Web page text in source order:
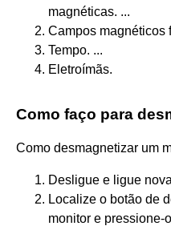
magnéticas. ...
Campos magnéticos
Tempo. ...
Eletroímãs.
Como faço para
Como desmagnetizar um
Desligue e ligue
Localize o botão de
monitor e pressione-